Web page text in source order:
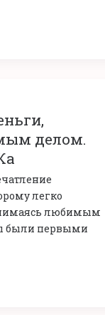
делом.
легко
любимым
были первыми